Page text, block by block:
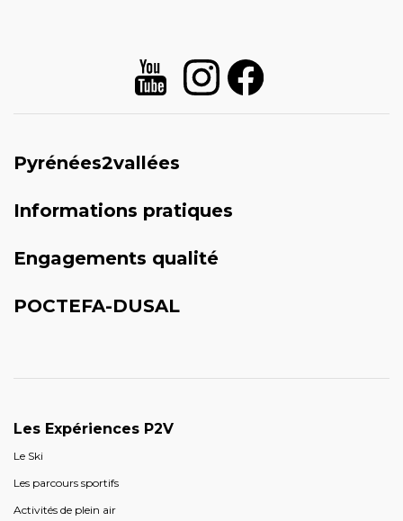
Pyrénées2vallées
Informations pratiques
Engagements qualité
POCTEFA-DUSAL
Les Expériences P2V
Le Ski
Les parcours sportifs
Activités de plein air